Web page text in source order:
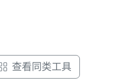
查看同类工具